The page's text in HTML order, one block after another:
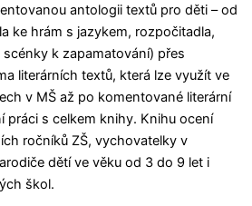
antologii textů pro děti – od
ke hrám s jazykem, rozpočitadla,
k zapamatování) přes
literárních textů, která lze využít ve
v MŠ až po komentované literární
práci s celkem knihy. Knihu ocení
ročníků ZŠ, vychovatelky v
dětí ve věku od 3 do 9 let i
škol.